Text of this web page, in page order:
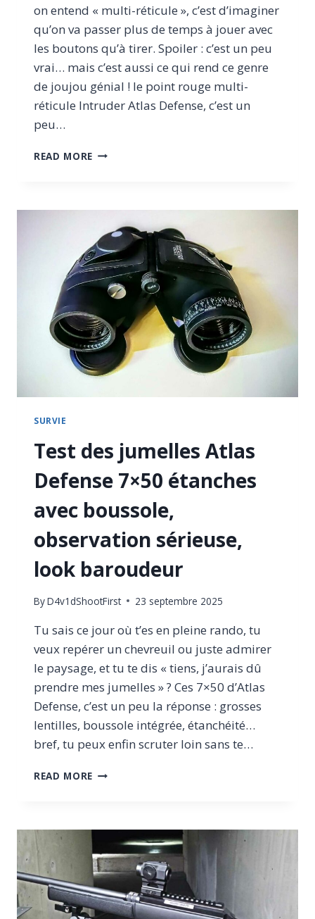
on entend « multi-réticule », c’est d’imaginer
qu’on va passer plus de temps à jouer avec
les boutons qu’à tirer. Spoiler : c’est un peu
vrai… mais c’est aussi ce qui rend ce genre
de joujou génial ! le point rouge multi-
réticule Intruder Atlas Defense, c’est un
peu…
READ MORE TEST
MULTI-
RÉTICULE
INTRUDER,
POLYVALENT,
ROBUSTE,
ET
TAILLÉ
POUR
LE
TERRAIN
SURVIE
Test des jumelles Atlas
Defense 7×50 étanches
avec boussole,
observation sérieuse,
look baroudeur
ByD4v1dShootFirst 23 septembre 2025
Tu sais ce jour où t’es en pleine rando, tu
veux repérer un chevreuil ou juste admirer
le paysage, et tu te dis « tiens, j’aurais dû
prendre mes jumelles » ? Ces 7×50 d’Atlas
Defense, c’est un peu la réponse : grosses
lentilles, boussole intégrée, étanchéité…
bref, tu peux enfin scruter loin sans te…
READ MORE TEST
DEFENSE
ÉTANCHES
AVEC
BOUSSOLE,
OBSERVATION